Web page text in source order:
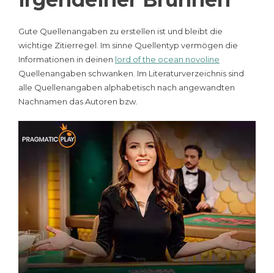
Gute Quellenangaben zu erstellen ist und bleibt die
wichtige Zitierregel. Im sinne Quellentyp vermögen die
Informationen in deinen lord of the ocean novoline
Quellenangaben schwanken. Im Literaturverzeichnis sind
alle Quellenangaben alphabetisch nach angewandten
Nachnamen das Autoren bzw.